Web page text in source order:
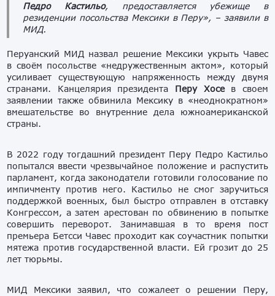
Педро Кастильо, предоставляется убежище в
резиденции посольства Мексики в Перу», – заявили в
МИД.
Перуанский МИД назвал решение Мексики укрыть Чавес
в своём посольстве «недружественным актом», который
усиливает существующую напряженность между двумя
странами. Канцелярия президента Перу Хосев своем
заявлении также обвинила Мексику в «неоднократном»
вмешательстве во внутренние дела южноамериканской
страны.
В 2022 году тогдашний президент Перу Педро Кастильо
попытался ввести чрезвычайное положение и распустить
парламент, когда законодатели готовили голосование по
импичменту против него. Кастильо не смог заручиться
поддержкой военных, был быстро отправлен в отставку
Конгрессом, а затем арестован по обвинению в попытке
совершить переворот. Занимавшая в то время пост
премьера Бетсси Чавес проходит как соучастник попытки
мятежа против государственной власти. Ей грозит до 25
лет тюрьмы.
МИД Мексики заявил, что сожалеет о решении Перу,